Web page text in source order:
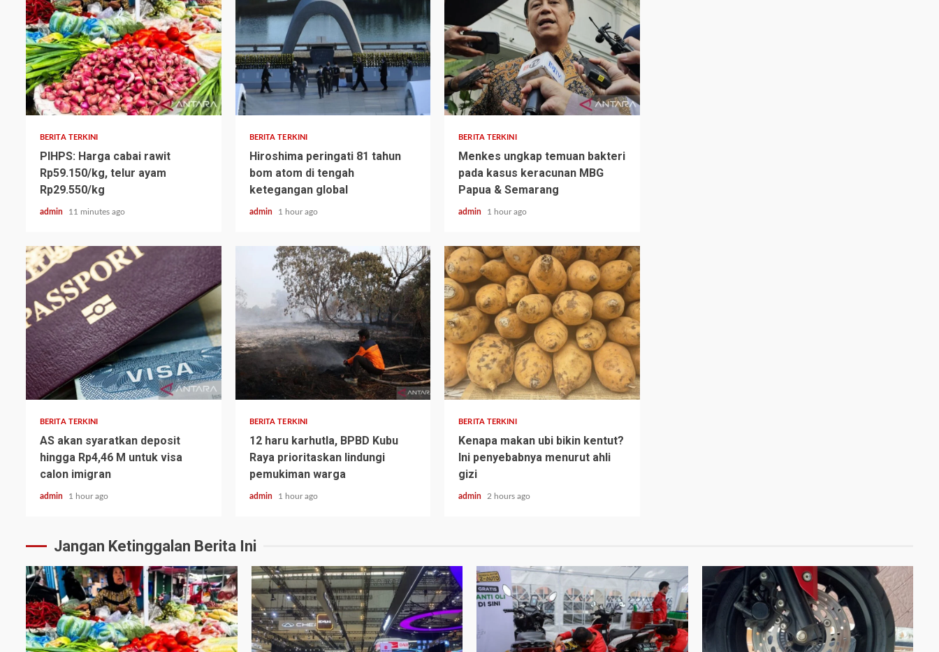
BERITA TERKINI
PIHPS: Harga cabai rawit
Rp59.150/kg, telur ayam
Rp29.550/kg
admin 11 minutes ago
BERITA TERKINI
Hiroshima peringati 81 tahun
bom atom di tengah
ketegangan global
admin 1 hour ago
BERITA TERKINI
Menkes ungkap temuan bakteri
pada kasus keracunan MBG
Papua & Semarang
admin 1 hour ago
BERITA TERKINI
AS akan syaratkan deposit
hingga Rp4,46 M untuk visa
calon imigran
admin 1 hour ago
BERITA TERKINI
12 haru karhutla, BPBD Kubu
Raya prioritaskan lindungi
pemukiman warga
admin 1 hour ago
BERITA TERKINI
Kenapa makan ubi bikin kentut?
Ini penyebabnya menurut ahli
gizi
admin 2 hours ago
Jangan Ketinggalan Berita Ini